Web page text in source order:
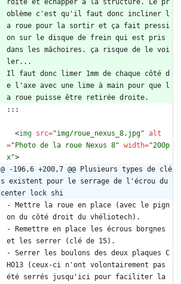
roite et échapper à la structure. Le pr
oblème c'est qu'il faut donc incliner l
a roue pour la sortir et ça fait pressi
on sur le disque de frein qui est pris
dans les mâchoires. ça risque de le voi
ler...
Il faut donc limer 1mm de chaque côté d
e l'axe avec une lime à main pour que l
a roue puisse être retirée droite.
:::
<img src="img/roue_nexus_8.jpg" alt
="Photo de la roue Nexus 8" width="200p
x">
@ -196,6 +200,7 @@ Plusieurs types de clé
s existent pour le serrage de l'écrou du
center lock shi
- Mettre la roue en place (avec le pign
on du côté droit du vhéliotech).
- Remettre en place les écrous borgnes
et les serrer (clé de 15).
- Serrer les boulons des deux plaques C
HO13 (ceux-ci n'ont volontairement pas
été serrés jusqu'ici pour faciliter la